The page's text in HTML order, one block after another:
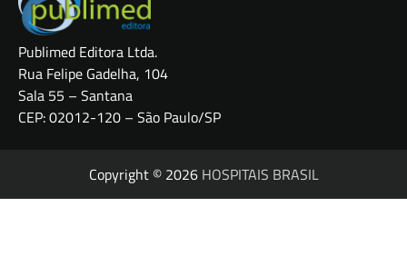
Publimed Editora Ltda.
Rua Felipe Gadelha, 104
Sala 55 – Santana
CEP: 02012-120 – São Paulo/SP
Copyright © 2026 HOSPITAIS BRASIL